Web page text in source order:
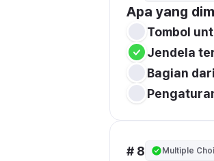
Apa yang
Tombol
Jendela
Bagian
# 8 Multiple